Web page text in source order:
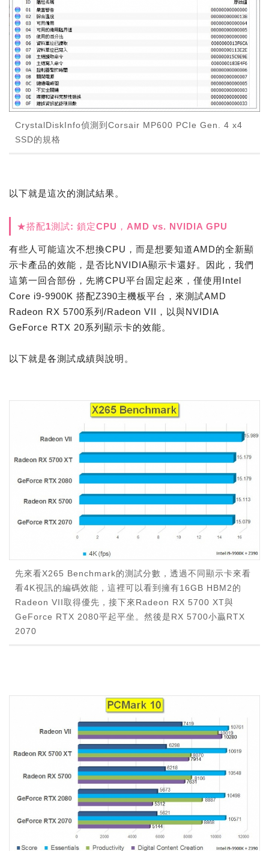
CrystalDiskInfo偵測到Corsair MP600 PCIe Gen. 4 x4
SSD的規格
以下就是這次的測試結果。
★搭配1測試: 鎖定CPU，AMD vs. NVIDIA GPU
有些人可能這次不想換CPU，而是想要知道AMD的全新顯
示卡產品的效能，是否比NVIDIA顯示卡還好。因此，我們
這第一回合部份，先將CPU平台固定起來，僅使用Intel
Core i9-9900K 搭配Z390主機板平台，來測試AMD
Radeon RX 5700系列/Radeon VII，以與NVIDIA
GeForce RTX 20系列顯示卡的效能。
以下就是各測試成績與說明。
先來看X265 Benchmark的測試分數，透過不同顯示卡來看
看4K視訊的編碼效能，這裡可以看到擁有16GB HBM2的
Radeon VII取得優先，接下來Radeon RX 5700 XT與
GeForce RTX 2080平起平坐。然後是RX 5700小贏RTX
2070